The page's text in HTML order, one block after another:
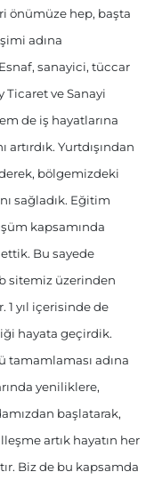
önümüze hep, başta
adına
sanayici, tüccar
ve Sanayi
de iş hayatlarına
Yurtdışından
bölgemizdeki
sağladık. Eğitim
kapsamında
Bu sayede
sitemiz üzerinden
yıl içerisinde de
hayata geçirdik.
tamamlaması adına
yeniliklere,
başlatarak,
artık hayatın her
Biz de bu kapsamda